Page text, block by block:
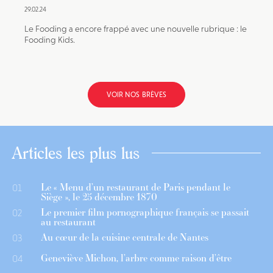
29.02.24
Le Fooding a encore frappé avec une nouvelle rubrique : le
Fooding Kids.
VOIR NOS BRÈVES
Articles les plus lus
01 Le « Menu d’un restaurant de Paris pendant le
Siège », le 25 décembre 1870
02 Le premier film pornographique français se passait
au restaurant
03 Au cœur de la cuisine centrale de Nantes
04 Geneviève Michon, l’arbre comme raison d’être